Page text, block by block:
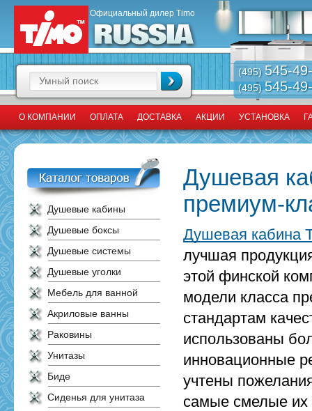
Официальный дилер Timo
(495) 545-
(495)545-
О КОМПАНИИ ОПЛАТА ДОСТАВКА АКЦИИ УСТАНОВКА
Душевые кабины
Душевые боксы
Душевые системы
Душевые уголки
Мебель для ванной
Акриловые ванны
Раковины
Унитазы
Биде
Сиденья для унитаза
Душевая
премиум-
Душевая кабина
лучшая
этой финской
модели класса
стандартам
использованы
инновационные
учтены
самые смелые их